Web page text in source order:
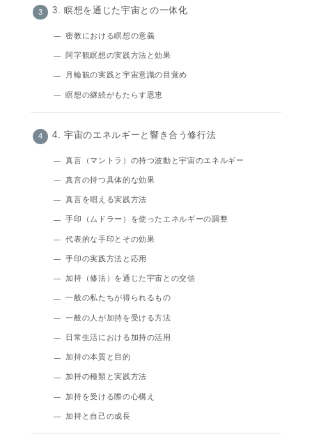
3. 瞑想を通じた宇宙との一体化
密教における瞑想の意義
阿字観瞑想の実践方法と効果
月輪観の実践と宇宙意識の目覚め
瞑想の継続がもたらす恩恵
4. 宇宙のエネルギーと響き合う修行法
真言（マントラ）の持つ波動と宇宙のエネルギー
真言の持つ具体的な効果
真言を唱える実践方法
手印（ムドラー）を使ったエネルギーの調整
代表的な手印とその効果
手印の実践方法と応用
加持（修法）を通じた宇宙との交信
一般の私たちが得られるもの
一般の人が加持を受ける方法
日常生活における加持の活用
加持の本質と目的
加持の種類と実践方法
加持を受ける際の心構え
加持と自己の成長